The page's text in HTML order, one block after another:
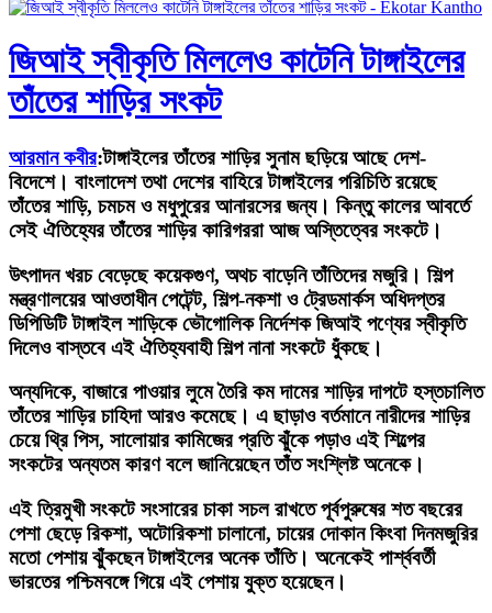
জিআই স্বীকৃতি মিললেও কাটেনি টাঙ্গাইলের
তাঁতের শাড়ির সংকট
আরমান কবীর:টাঙ্গাইলের তাঁতের শাড়ির সুনাম ছড়িয়ে আছে দেশ-
বিদেশে। বাংলাদেশ তথা দেশের বাহিরে টাঙ্গাইলের পরিচিতি রয়েছে
তাঁতের শাড়ি, চমচম ও মধুপুরের আনারসের জন্য। কিন্তু কালের আবর্তে
সেই ঐতিহ্যের তাঁতের শাড়ির কারিগররা আজ অস্তিত্বের সংকটে।
উৎপাদন খরচ বেড়েছে কয়েকগুণ, অথচ বাড়েনি তাঁতিদের মজুরি। শিল্প
মন্ত্রণালয়ের আওতাধীন পেটেন্ট, শিল্প-নকশা ও ট্রেডমার্কস অধিদপ্তর
ডিপিডিটি টাঙ্গাইল শাড়িকে ভৌগোলিক নির্দেশক জিআই পণ্যের স্বীকৃতি
দিলেও বাস্তবে এই ঐতিহ্যবাহী শিল্প নানা সংকটে ধুঁকছে।
অন্যদিকে, বাজারে পাওয়ার লুমে তৈরি কম দামের শাড়ির দাপটে হস্তচালিত
তাঁতের শাড়ির চাহিদা আরও কমেছে। এ ছাড়াও বর্তমানে নারীদের শাড়ির
চেয়ে থ্রি পিস, সালোয়ার কামিজের প্রতি ঝুঁকে পড়াও এই শিল্পের
সংকটের অন্যতম কারণ বলে জানিয়েছেন তাঁত সংশ্লিষ্ট অনেকে।
এই ত্রিমুখী সংকটে সংসারের চাকা সচল রাখতে পূর্বপুরুষের শত বছরের
পেশা ছেড়ে রিকশা, অটোরিকশা চালানো, চায়ের দোকান কিংবা দিনমজুরির
মতো পেশায় ঝুঁকছেন টাঙ্গাইলের অনেক তাঁতি। অনেকেই পার্শ্ববর্তী
ভারতের পশ্চিমবঙ্গে গিয়ে এই পেশায় যুক্ত হয়েছেন।